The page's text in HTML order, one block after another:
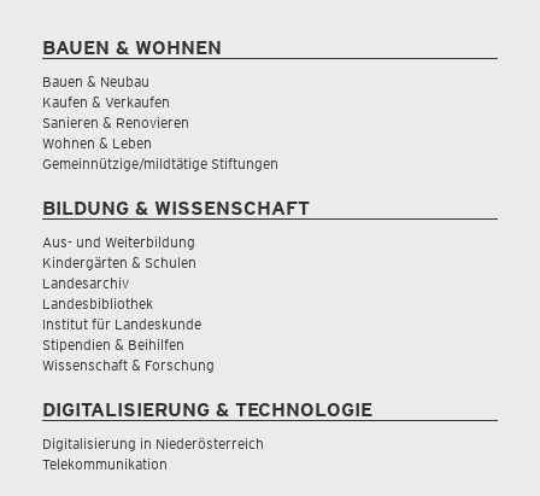
BAUEN & WOHNEN
Bauen & Neubau
Kaufen & Verkaufen
Sanieren & Renovieren
Wohnen & Leben
Gemeinnützige/mildtätige Stiftungen
BILDUNG & WISSENSCHAFT
Aus- und Weiterbildung
Kindergärten & Schulen
Landesarchiv
Landesbibliothek
Institut für Landeskunde
Stipendien & Beihilfen
Wissenschaft & Forschung
DIGITALISIERUNG & TECHNOLOGIE
Digitalisierung in Niederösterreich
Telekommunikation